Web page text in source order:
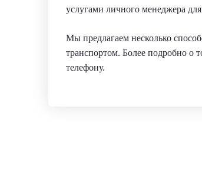
услугами личного менеджера
Мы предлагаем несколько
транспортом. Более подробно о
телефону.